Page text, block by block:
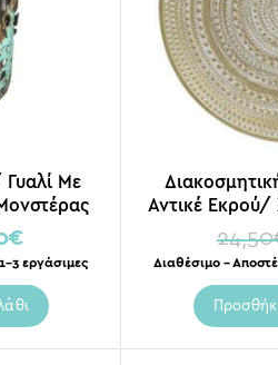
Με
€
3 εργάσιμες
Αντικέ Εκρού/
24,50
Διαθέσιμο –